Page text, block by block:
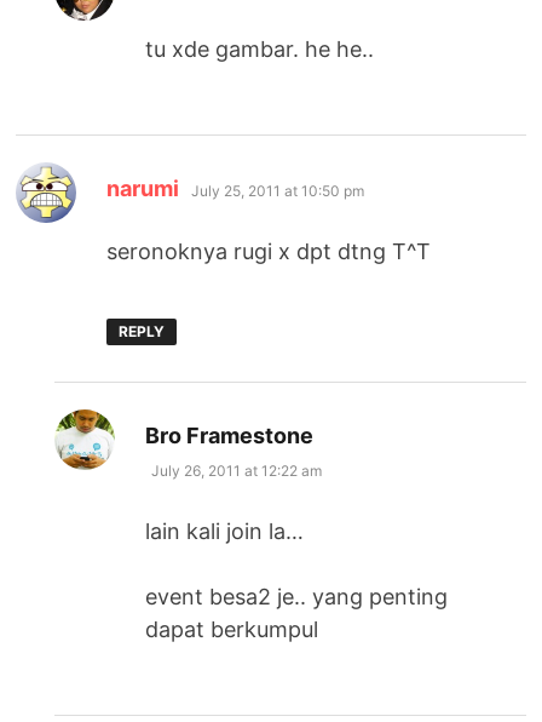
tu xde gambar. he he..
narumi says:
July 25, 2011 at 10:50 pm
seronoknya rugi x dpt dtng T^T
REPLY
Bro Framestone
July 26, 2011 at 12:22 am
lain kali join la…
event besa2 je.. yang penting
dapat berkumpul